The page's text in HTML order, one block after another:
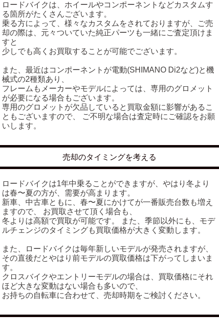
ロードバイクは、ホイールやコンポーネントなどカスタムす
る箇所がたくさんございます。
乗る方によって、様々なカスタムをされておりますが、ご売
却の際は、元々ついていた純正パーツも一緒にご査定頂けま
すと
少しでも高くお買取することが可能でございます。
また、最近はコンポーネントが電動(SHIMANO Di2など)と機
械式の2種類あり、
フレームもメーカーやモデルによっては、専用のグロメット
が必要になる場合もございます。
専用のグロメットが欠品していると買取金額に影響があるこ
ともございますので、 ご不明な場合は査定時にご確認をお願
いします。
売却のタイミングを考える
ロードバイクは1年中乗ることができますが、やはり冬より
は春〜夏の方が、需要が高まります。
新車、中古車ともに、春〜夏にかけてが一番販売台数も増え
ますので、 お買取させて頂く場合も、
冬よりは高額で買取が可能です。 また、季節以外にも、モデ
ルチェンジのタイミングも買取価格が大きく変動します。
また、ロードバイクは毎年新しいモデルが発売されますが、
その直後だとやはり前モデルの買取価格は下がってしまいま
す。
クロスバイクやエントリーモデルの場合は、買取価格にそれ
ほど大きな変動はない場合も多いので、
お持ちの自転車に合わせて、売却時期をご検討ください。